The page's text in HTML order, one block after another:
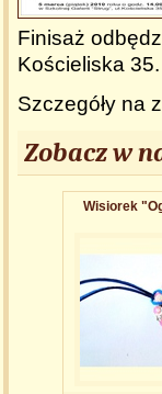
Finisaż
Kościeliska 35.
Szczegóły na
Zobacz w
Wisiorek